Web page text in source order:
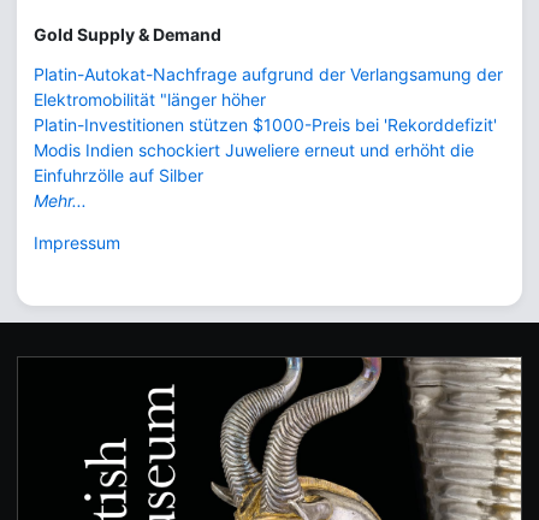
Gold Supply & Demand
Platin-Autokat-Nachfrage aufgrund der Verlangsamung der
Elektromobilität "länger höher
Platin-Investitionen stützen $1000-Preis bei 'Rekorddefizit'
Modis Indien schockiert Juweliere erneut und erhöht die
Einfuhrzölle auf Silber
Mehr...
Impressum